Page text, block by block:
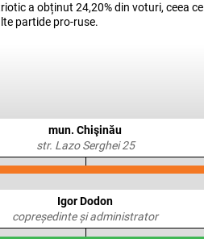
a obținut 24,20% din voturi, ceea
partide pro-ruse.
mun. Chişinău
str. Lazo Serghei 25
Igor Dodon
copreședinte și administrator